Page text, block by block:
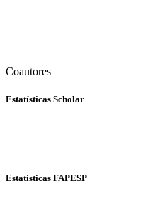
Coautores
Estatísticas Scholar
Estatísticas FAPESP